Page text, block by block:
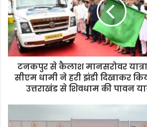
टनकपुर से कैलाश मानसरोवर
सीएम धामी ने हरी झंडी दिखाकर
उत्तराखंड से शिवधाम की पावन